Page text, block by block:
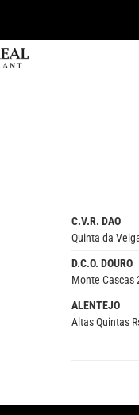
C.V.R. DAO
Quinta da
D.C.O. DOURO
Monte Cascas
ALENTEJO
Altas Quintas